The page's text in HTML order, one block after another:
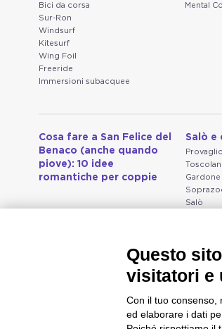
Bici da corsa
Sur-Ron
Windsurf
Kitesurf
Wing Foil
Freeride
Immersioni subacquee
Mental
Cosa fare a San Felice del
Benaco (anche quando
piove): 10 idee
romantiche per coppie
Salò e
Gardone
Salò
Bedizzole
Questo
visitatori e
Con il tuo consenso,
ed elaborare i dati